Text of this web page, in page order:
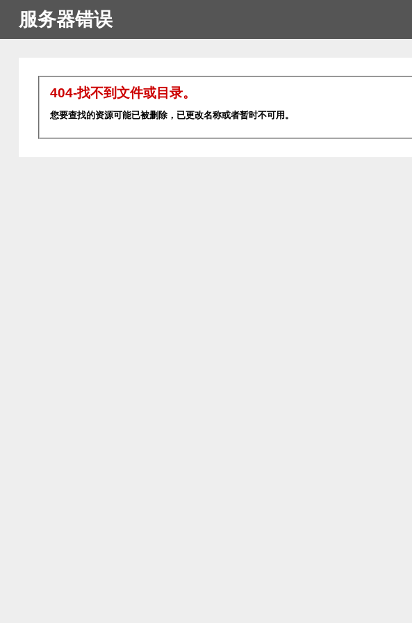
服务器错误
404-找不到文件或目录。
您要查找的资源可能已被删除，已更改名称或者暂时不可用。